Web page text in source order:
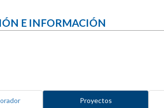
E INFORMACIÓN
Proyectos